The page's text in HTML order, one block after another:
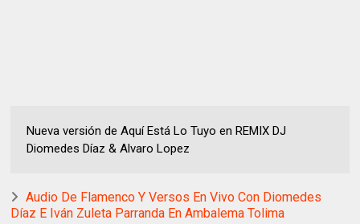
Nueva versión de Aquí Está Lo Tuyo en REMIX DJ
Diomedes Díaz & Alvaro Lopez
Audio De Flamenco Y Versos En Vivo Con Diomedes
Díaz E Iván Zuleta Parranda En Ambalema Tolima